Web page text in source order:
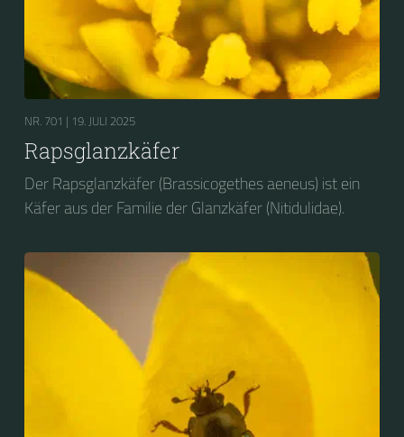
NR. 701 | 19. JULI 2025
Rapsglanzkäfer
Der Rapsglanzkäfer (Brassicogethes aeneus) ist ein
Käfer aus der Familie der Glanzkäfer (Nitidulidae).